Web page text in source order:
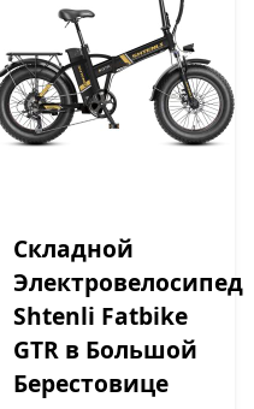
Складной
Электровелосипед
Shtenli Fatbike
GTR в Большой
Берестовице